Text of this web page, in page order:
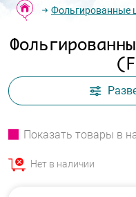
Фольгированные
Показать товары в
Нет в наличии